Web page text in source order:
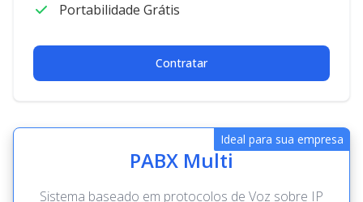
Portabilidade Grátis
Contratar
PABX Multi
Ideal para sua empresa
Sistema baseado em protocolos de Voz sobre IP